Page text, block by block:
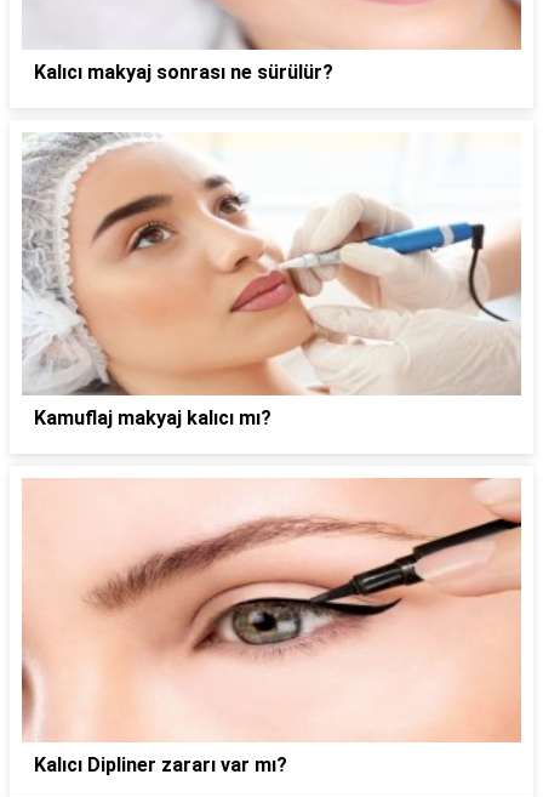
Kalıcı makyaj sonrası ne sürülür?
Kamuflaj makyaj kalıcı mı?
Kalıcı Dipliner zararı var mı?